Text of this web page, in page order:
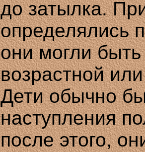
до затылка.
определялись
они могли
возрастной
Дети обычно
наступления
после этого,